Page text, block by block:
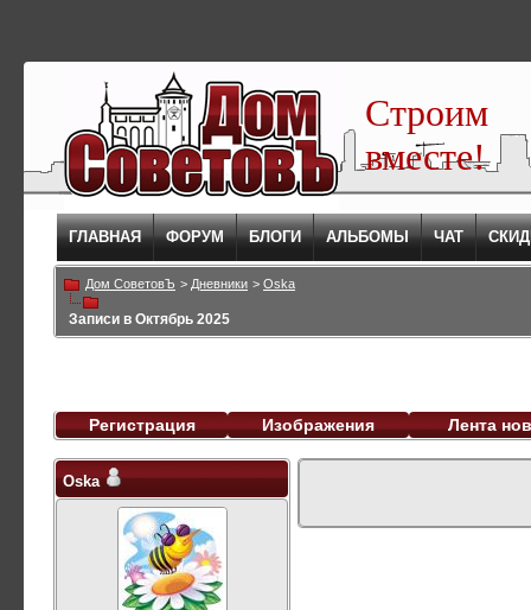
Строим
вместе!
ГЛАВНАЯ ФОРУМ БЛОГИ АЛЬБОМЫ ЧАТ
Дом СоветовЪ > Дневники > Oska
Записи в Октябрь 2025
Регистрация Изображения Лента
Oska